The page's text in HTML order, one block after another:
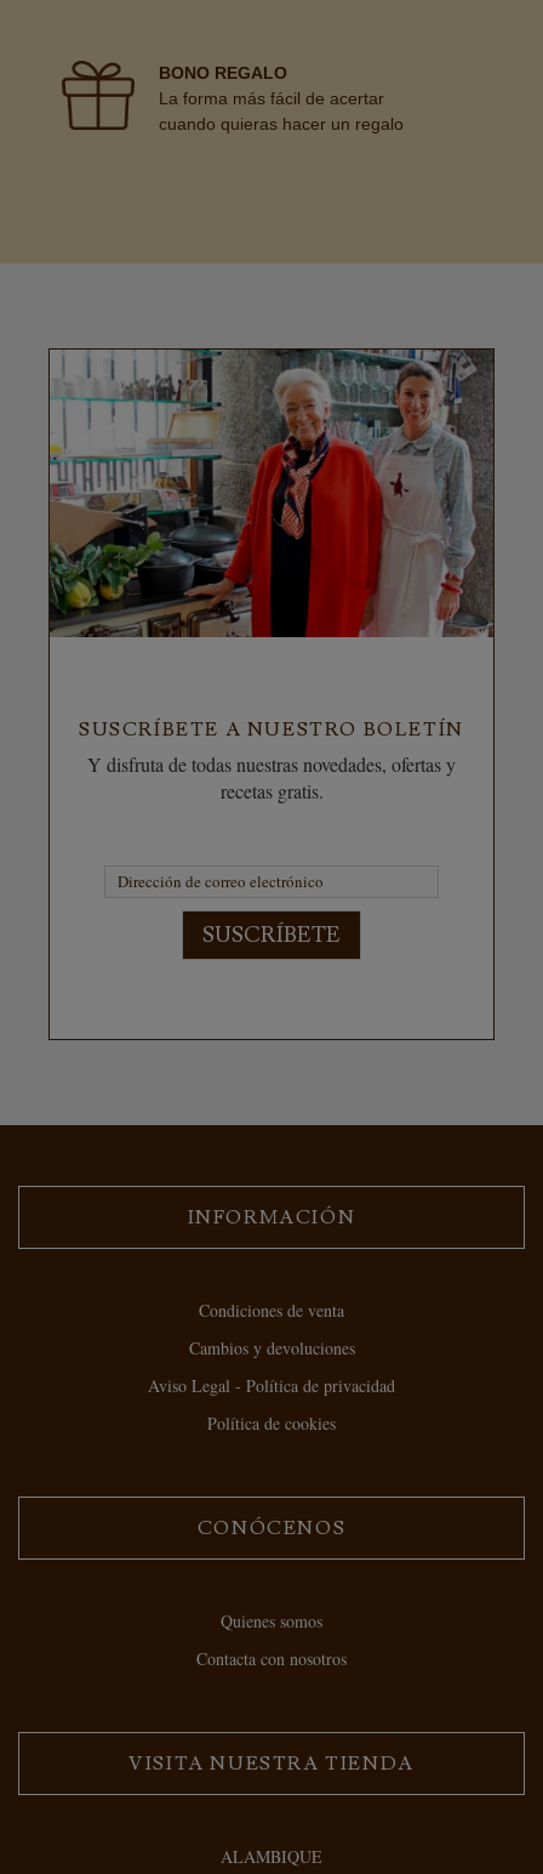
BONO REGALO
La forma más fácil de acertar
cuando quieras hacer un regalo
SUSCRÍBETE A NUESTRO BOLETÍN
Y disfruta de todas nuestras novedades, ofertas y
recetas gratis.
SUSCRÍBETE
INFORMACIÓN
Condiciones de venta
Cambios y devoluciones
Aviso Legal - Política de privacidad
Política de cookies
CONÓCENOS
Quienes somos
Contacta con nosotros
VISITA NUESTRA TIENDA
ALAMBIQUE